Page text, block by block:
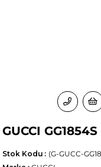
GUCCI
(G-GUCC-
Stok Kodu